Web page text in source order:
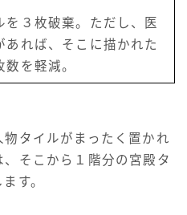
を３枚破棄。ただし、医
あれば、そこに描かれた
を軽減。
タイルがまったく置かれ
そこから１階分の宮殿タ
す。